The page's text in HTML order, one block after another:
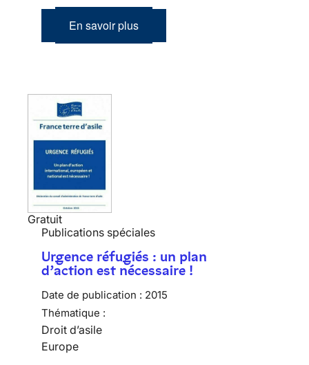
En savoir plus
Gratuit
Publications spéciales
Urgence réfugiés : un plan
d’action est nécessaire !
Date de publication : 2015
Thématique :
Droit d’asile
Europe